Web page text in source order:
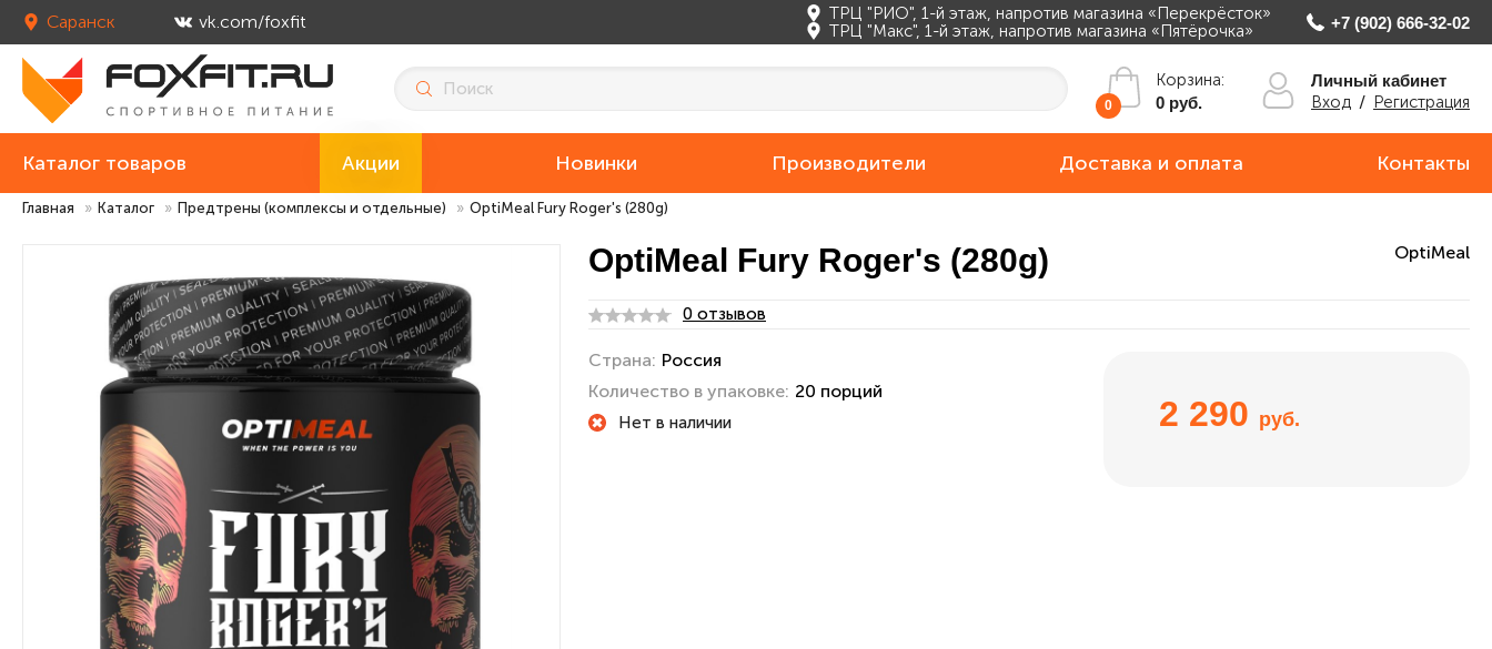
Саранск vk.com/foxfit
ТРЦ "РИО", 1-й этаж, напротив магазина «Перекрёсток»
ТРЦ "Макс", 1-й этаж, напротив магазина «Пятёрочка»
+7 (902) 666-32-02
0
Корзина:
0 руб.
Личный кабинет
Вход / Регистрация
Каталог товаров Акции Новинки Производители Доставка и оплата Контакты
Главная » Каталог » Предтрены (комплексы и отдельные) » OptiMeal Fury Roger's (280g)
OptiMeal Fury Roger's (280g) OptiMeal
0 отзывов
Страна: Россия
Количество в упаковке: 20 порций
Нет в наличии 2 290 руб.